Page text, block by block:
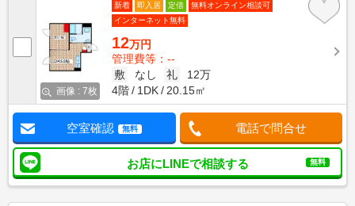
画像 : 7枚
新着 即入居 定借
無料オンライン相談可
インターネット無料
12万円
管理費等：--
敷
なし 礼
12万
4階
1DK 20.15㎡
空室確認 無料 電話で問合せ
お店にLINEで相談する 無料